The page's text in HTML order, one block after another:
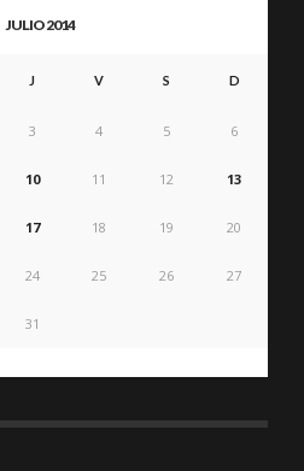
JULIO 2014
J V S D
3 4 5 6
10 11 12 13
17 18 19 20
24 25 26 27
31